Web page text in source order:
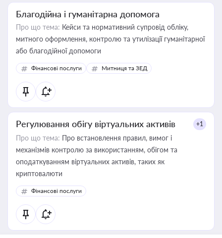
Благодійна і гуманітарна допомога
Про що тема: Кейси та нормативний супровід обліку,
митного оформлення, контролю та утилізації гуманітарної
або благодійної допомоги
Фінансові послуги Митниця та ЗЕД
Регулювання обігу віртуальних активів +1
Про що тема: Про встановлення правил, вимог і
механізмів контролю за використанням, обігом та
оподаткуванням віртуальних активів, таких як
криптовалюти
Фінансові послуги